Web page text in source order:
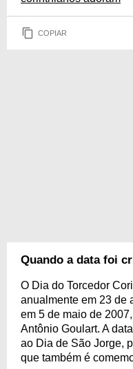
COPIAR
Quando a data foi
O Dia do Torcedor
anualmente em 23 de
em 5 de maio de
Antônio Goulart. A
ao Dia de São Jorge,
que também é